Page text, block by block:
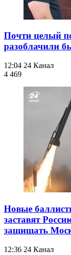
Почти целый
разоблачили
12:04 24 Канал
4 469
Новые
заставят
защищать
12:36 24 Канал